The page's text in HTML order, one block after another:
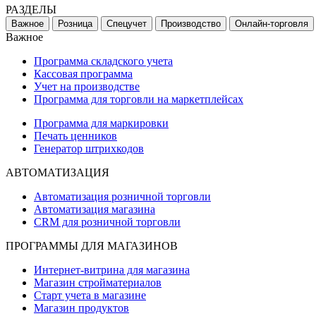
РАЗДЕЛЫ
Важное Розница Спецучет Производство Онлайн-торговля
Важное
Программа складского учета
Кассовая программа
Учет на производстве
Программа для торговли на маркетплейсах
Программа для маркировки
Печать ценников
Генератор штрихкодов
АВТОМАТИЗАЦИЯ
Автоматизация розничной торговли
Автоматизация магазина
CRM для розничной торговли
ПРОГРАММЫ ДЛЯ МАГАЗИНОВ
Интернет-витрина для магазина
Магазин стройматериалов
Старт учета в магазине
Магазин продуктов